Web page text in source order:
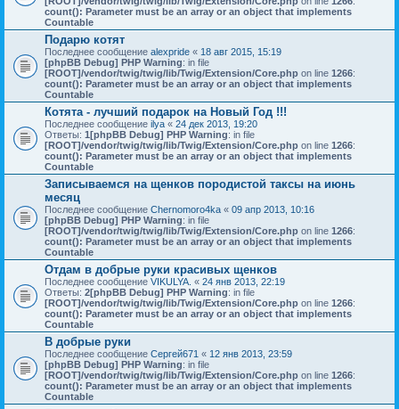
count(): Parameter must be an array or an object that implements
Countable
Подарю котят
Последнее сообщение alexpride « 18 авг 2015, 15:19
[phpBB Debug] PHP Warning: in file
[ROOT]/vendor/twig/twig/lib/Twig/Extension/Core.php on line 1266:
count(): Parameter must be an array or an object that implements
Countable
Котята - лучший подарок на Новый Год !!!
Последнее сообщение ilya « 24 дек 2013, 19:20
Ответы: 1[phpBB Debug] PHP Warning: in file
[ROOT]/vendor/twig/twig/lib/Twig/Extension/Core.php on line 1266:
count(): Parameter must be an array or an object that implements
Countable
Записываемся на щенков породистой таксы на июнь
месяц
Последнее сообщение Chernomoro4ka « 09 апр 2013, 10:16
[phpBB Debug] PHP Warning: in file
[ROOT]/vendor/twig/twig/lib/Twig/Extension/Core.php on line 1266:
count(): Parameter must be an array or an object that implements
Countable
Отдам в добрые руки красивых щенков
Последнее сообщение VIKULYA. « 24 янв 2013, 22:19
Ответы: 2[phpBB Debug] PHP Warning: in file
[ROOT]/vendor/twig/twig/lib/Twig/Extension/Core.php on line 1266:
count(): Parameter must be an array or an object that implements
Countable
В добрые руки
Последнее сообщение Сергей671 « 12 янв 2013, 23:59
[phpBB Debug] PHP Warning: in file
[ROOT]/vendor/twig/twig/lib/Twig/Extension/Core.php on line 1266:
count(): Parameter must be an array or an object that implements
Countable